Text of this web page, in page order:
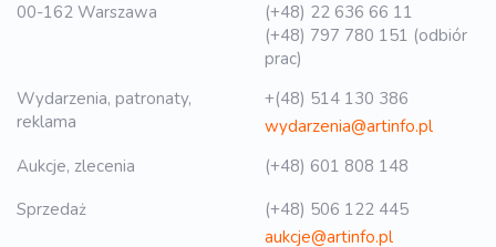
00-162 Warszawa
(+48) 22 636 66 11
(+48) 797 780 151 (odbiór
prac)
Wydarzenia, patronaty,
reklama
+(48) 514 130 386
wydarzenia@artinfo.pl
Aukcje, zlecenia
(+48) 601 808 148
Sprzedaż
(+48) 506 122 445
aukcje@artinfo.pl